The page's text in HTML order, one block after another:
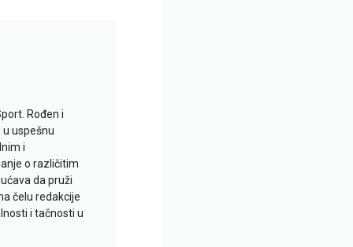
Rođen i
uspešnu
i
o različitim
da pruži
čelu redakcije
i tačnosti u